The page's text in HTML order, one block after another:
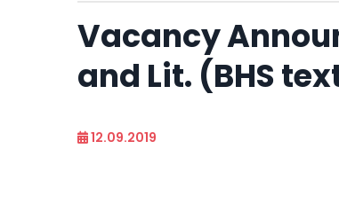
Vacancy
and Lit. (BHS
12.09.2019